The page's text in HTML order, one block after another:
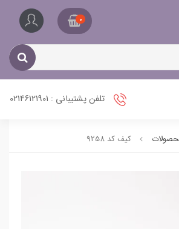
0
تلفن پشتیبانی : 02146121901
کیف کد 9258